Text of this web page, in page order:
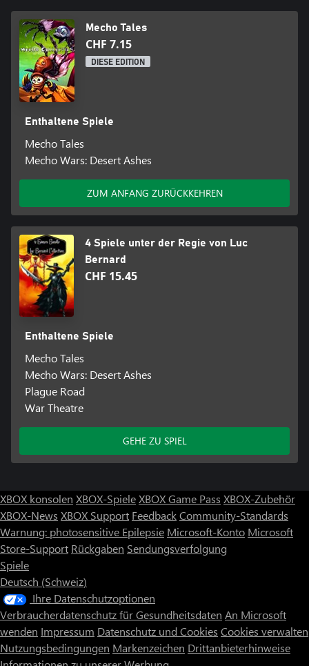
Mecho Tales
CHF 7.15
DIESE EDITION
Enthaltene Spiele
Mecho Tales
Mecho Wars: Desert Ashes
ZUM ANFANG ZURÜCKKEHREN
4 Spiele unter der Regie von Luc
Bernard
CHF 15.45
Enthaltene Spiele
Mecho Tales
Mecho Wars: Desert Ashes
Plague Road
War Theatre
GEHE ZU SPIEL
XBOX konsolen XBOX-SpieleXBOX Game Pass XBOX-Zubehör
XBOX-News XBOX Support FeedbackCommunity-Standards
Warnung: photosensitive Epilepsie Microsoft-Konto Microsoft
Store-Support Rückgaben Sendungsverfolgung
Spiele
Deutsch (Schweiz)
Ihre Datenschutzoptionen
Verbraucherdatenschutz für Gesundheitsdaten An Microsoft
wenden Impressum Datenschutz und Cookies Cookies verwalten
Nutzungsbedingungen Markenzeichen Drittanbieterhinweise